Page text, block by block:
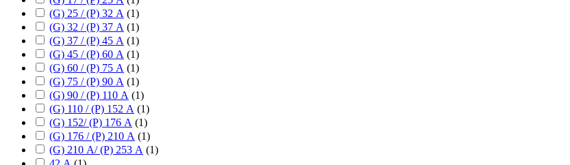
(G) 25 / (P) 32 А (1)
(G) 32 / (P) 37 А (1)
(G) 37 / (P) 45 А (1)
(G) 45 / (P) 60 А (1)
(G) 60 / (P) 75 А (1)
(G) 75 / (P) 90 А (1)
(G) 90 / (P) 110 А (1)
(G) 110 / (P) 152 А (1)
(G) 152/ (P) 176 А (1)
(G) 176 / (P) 210 А (1)
(G) 210 А/ (P) 253 А (1)